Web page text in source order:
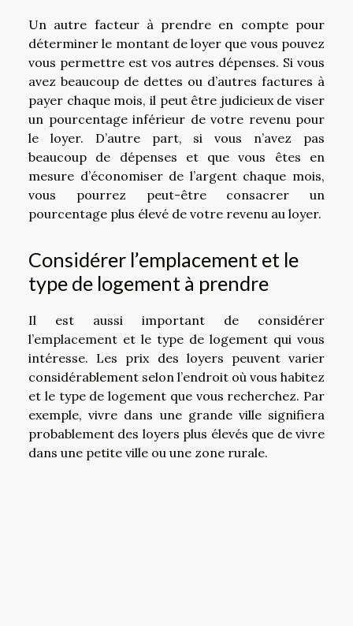
Un autre facteur à prendre en compte pour
déterminer le montant de loyer que vous pouvez
vous permettre est vos autres dépenses. Si vous
avez beaucoup de dettes ou d’autres factures à
payer chaque mois, il peut être judicieux de viser
un pourcentage inférieur de votre revenu pour
le loyer. D’autre part, si vous n’avez pas
beaucoup de dépenses et que vous êtes en
mesure d’économiser de l’argent chaque mois,
vous pourrez peut-être consacrer un
pourcentage plus élevé de votre revenu au loyer.
Considérer l’emplacement et le
type de logement à prendre
Il est aussi important de considérer
l’emplacement et le type de logement qui vous
intéresse. Les prix des loyers peuvent varier
considérablement selon l’endroit où vous habitez
et le type de logement que vous recherchez. Par
exemple, vivre dans une grande ville signifiera
probablement des loyers plus élevés que de vivre
dans une petite ville ou une zone rurale.